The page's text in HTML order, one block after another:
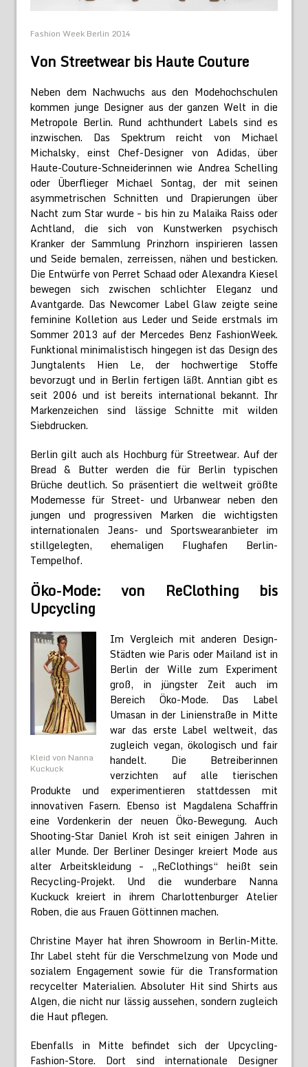
Fashion Week Berlin 2014
Von Streetwear bis Haute Couture
Neben dem Nachwuchs aus den Modehochschulen
kommen junge Designer aus der ganzen Welt in die
Metropole Berlin. Rund achthundert Labels sind es
inzwischen. Das Spektrum reicht von Michael
Michalsky, einst Chef-Designer von Adidas, über
Haute-Couture-Schneiderinnen wie Andrea Schelling
oder Überflieger Michael Sontag, der mit seinen
asymmetrischen Schnitten und Drapierungen über
Nacht zum Star wurde – bis hin zu Malaika Raiss oder
Achtland, die sich von Kunstwerken psychisch
Kranker der Sammlung Prinzhorn inspirieren lassen
und Seide bemalen, zerreissen, nähen und besticken.
Die Entwürfe von Perret Schaad oder Alexandra Kiesel
bewegen sich zwischen schlichter Eleganz und
Avantgarde. Das Newcomer Label Glaw zeigte seine
feminine Kolletion aus Leder und Seide erstmals im
Sommer 2013 auf der Mercedes Benz FashionWeek.
Funktional minimalistisch hingegen ist das Design des
Jungtalents Hien Le, der hochwertige Stoffe
bevorzugt und in Berlin fertigen läßt. Anntian gibt es
seit 2006 und ist bereits international bekannt. Ihr
Markenzeichen sind lässige Schnitte mit wilden
Siebdrucken.
Berlin gilt auch als Hochburg für Streetwear. Auf der
Bread & Butter werden die für Berlin typischen
Brüche deutlich. So präsentiert die weltweit größte
Modemesse für Street- und Urbanwear neben den
jungen und progressiven Marken die wichtigsten
internationalen Jeans- und Sportswearanbieter im
stillgelegten, ehemaligen Flughafen Berlin-
Tempelhof.
Öko-Mode: von ReClothing bis
Upcycling
Kleid von Nanna
Kuckuck
Im Vergleich mit anderen Design-
Städten wie Paris oder Mailand ist in
Berlin der Wille zum Experiment
groß, in jüngster Zeit auch im
Bereich Öko-Mode. Das Label
Umasan in der Linienstraße in Mitte
war das erste Label weltweit, das
zugleich vegan, ökologisch und fair
handelt. Die Betreiberinnen
verzichten auf alle tierischen
Produkte und experimentieren stattdessen mit
innovativen Fasern. Ebenso ist Magdalena Schaffrin
eine Vordenkerin der neuen Öko-Bewegung. Auch
Shooting-Star Daniel Kroh ist seit einigen Jahren in
aller Munde. Der Berliner Desinger kreiert Mode aus
alter Arbeitskleidung – „ReClothings“ heißt sein
Recycling-Projekt. Und die wunderbare Nanna
Kuckuck kreiert in ihrem Charlottenburger Atelier
Roben, die aus Frauen Göttinnen machen.
Christine Mayer hat ihren Showroom in Berlin-Mitte.
Ihr Label steht für die Verschmelzung von Mode und
sozialem Engagement sowie für die Transformation
recycelter Materialien. Absoluter Hit sind Shirts aus
Algen, die nicht nur lässig aussehen, sondern zugleich
die Haut pflegen.
Ebenfalls in Mitte befindet sich der Upcycling-
Fashion-Store. Dort sind internationale Designer